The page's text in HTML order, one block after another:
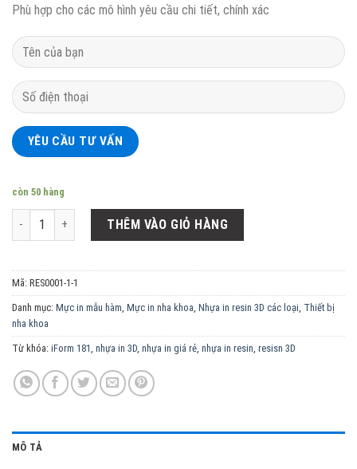
Phù hợp cho các mô hình yêu cầu chi tiết, chính xác
còn 50 hàng
Mực in nha khoa Rayshape Model XE resin Apricot số lượng
THÊM VÀO GIỎ HÀNG
Mã: RES0001-1-1
Danh mục: Mực in mẫu hàm Mực in nha khoa Nhựa in resin 3D các loại Thiết bị
nha khoa
Từ khóa: iForm 181 nhựa in 3D nhựa in giá rẻ nhựa in resin resisn 3D
MÔ TẢ